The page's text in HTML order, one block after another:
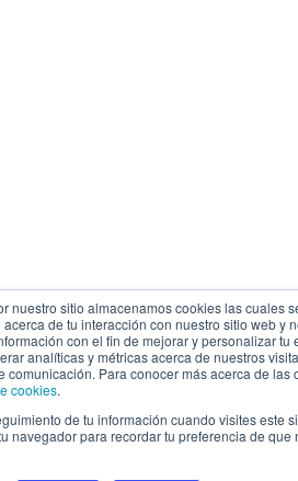
nuestro sitio almacenamos cookies las cuales
de tu interacción con nuestro sitio web y
con el fin de mejorar y personalizar tu
analíticas y métricas acerca de nuestros
comunicación. Para conocer más acerca de las
cookies.
de tu información cuando visites este
navegador para recordar tu preferencia de que